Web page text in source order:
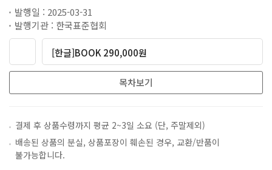
발행일 : 2025-03-31
발행기관 : 한국표준협회
[한글]BOOK 290,000원
목차보기
결제 후 상품수령까지 평균 2~3일 소요 (단, 주말제외)
배송된 상품의 분실, 상품포장이 훼손된 경우, 교환/반품이
불가능합니다.